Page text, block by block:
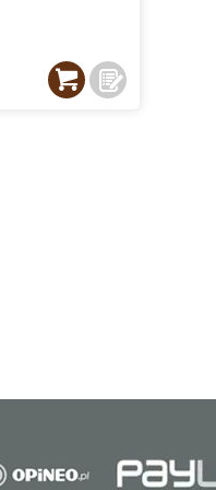
Tworzy ono efekt